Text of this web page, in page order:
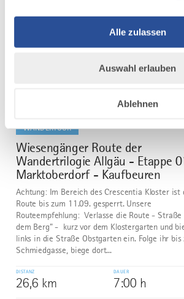
Alle zulassen
Auswahl erlauben
Ablehnen
25,9 km
DAUER
6:53 h
SCHWIERIGKEIT
mittel
WANDERTOUR
7
Wiesengänger Route der
Wandertrilogie Allgäu - Etappe
Marktoberdorf - Kaufbeuren
Achtung: Im Bereich des Crescentia Kloster ist
Route bis zum 11.09. gesperrt. Unsere
Routeempfehlung: Verlasse die Route -
dem Berg" - kurz vor dem Klostergarten und
links in die Straße Obstgarten ein. Folge ihr bis
Schmiedgasse, biege dort...
DISTANZ
26,6 km
DAUER
7:00 h